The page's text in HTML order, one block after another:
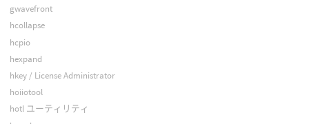
gwavefront
hcollapse
hcpio
hexpand
hkey / License Administrator
hoiiotool
hotl ユーティリティ